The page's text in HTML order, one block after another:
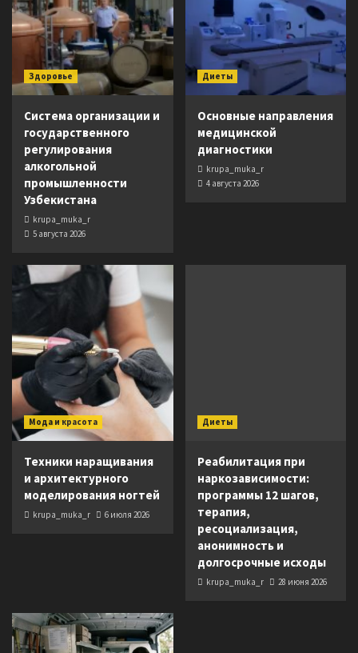
Здоровье
Система организации и
государственного
регулирования
алкогольной
промышленности
Узбекистана
krupa_muka_r
5 августа 2026
Диеты
Основные направления
медицинской
диагностики
krupa_muka_r
4 августа 2026
Мода и красота
Техники наращивания
и архитектурного
моделирования ногтей
krupa_muka_r 6 июля 2026
Диеты
Реабилитация при
наркозависимости:
программы 12 шагов,
терапия,
ресоциализация,
анонимность и
долгосрочные исходы
krupa_muka_r 28 июня 2026